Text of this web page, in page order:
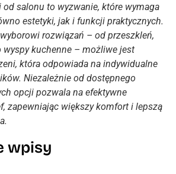
salonu to wyzwanie, które wymaga
estetyki, jak i funkcji praktycznych.
rozwiązań – od przeszkleń,
wyspy kuchenne – możliwe jest
która odpowiada na indywidualne
Niezależnie od dostępnego
opcji pozwala na efektywne
zapewniając większy komfort i lepszą
wpisy